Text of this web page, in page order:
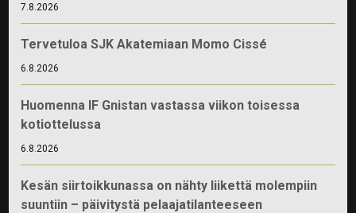
7.8.2026
Tervetuloa SJK Akatemiaan Momo Cissé
6.8.2026
Huomenna IF Gnistan vastassa viikon toisessa
kotiottelussa
6.8.2026
Kesän siirtoikkunassa on nähty liikettä molempiin
suuntiin – päivitystä pelaajatilanteeseen